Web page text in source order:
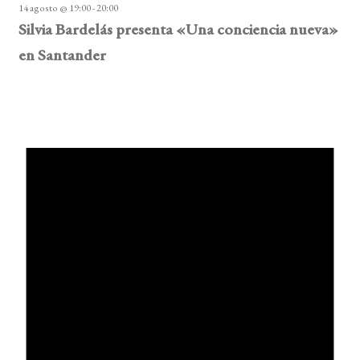
14 agosto @ 19:00-20:00
Silvia Bardelás presenta «Una conciencia nueva»
en Santander